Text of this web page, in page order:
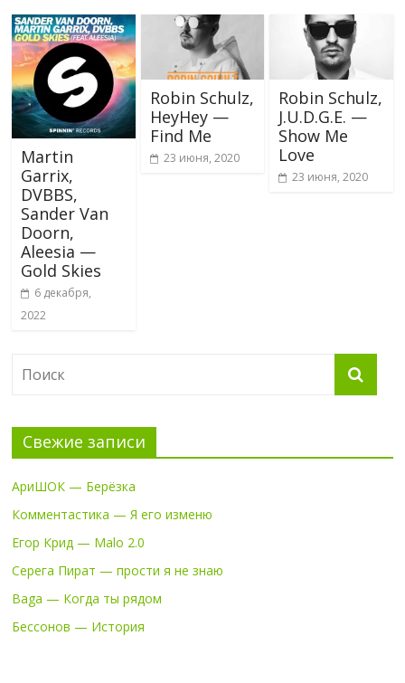
Martin
Garrix,
DVBBS,
Sander Van
Doorn,
Aleesia —
Gold Skies
6 декабря,
2022
Robin Schulz,
HeyHey —
Find Me
23 июня, 2020
Robin Schulz,
J.U.D.G.E. —
Show Me
Love
23 июня, 2020
Свежие записи
АриШОК — Берёзка
Комментастика — Я его изменю
Егор Крид — Malo 2.0
Серега Пират — прости я не знаю
Baga — Когда ты рядом
Бессонов — История